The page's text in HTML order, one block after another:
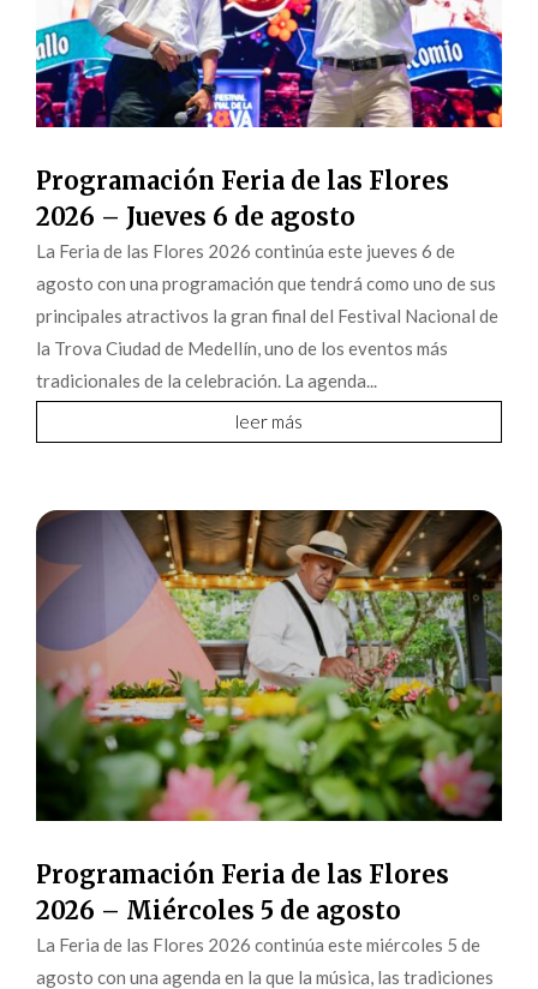
Programación Feria de las Flores
2026 – Jueves 6 de agosto
La Feria de las Flores 2026 continúa este jueves 6 de
agosto con una programación que tendrá como uno de sus
principales atractivos la gran final del Festival Nacional de
la Trova Ciudad de Medellín, uno de los eventos más
tradicionales de la celebración. La agenda...
leer más
Programación Feria de las Flores
2026 – Miércoles 5 de agosto
La Feria de las Flores 2026 continúa este miércoles 5 de
agosto con una agenda en la que la música, las tradiciones